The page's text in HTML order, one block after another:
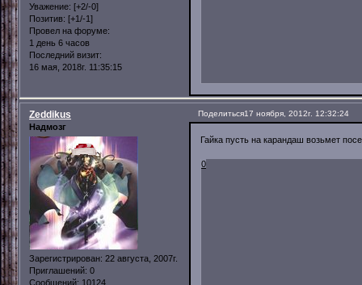
Уважение: [+2/-0]
Позитив: [+1/-1]
Провел на форуме:
1 день 6 часов
Последний визит:
16 мая, 2018г. 11:35:15
Поделиться17 ноября, 2012г. 12:32:24
Zeddikus
Надмозг
Зарегистрирован: 22 августа, 2007г.
Приглашений: 0
Сообщений: 10124
Гайка пусть на карандаш возьмет
0